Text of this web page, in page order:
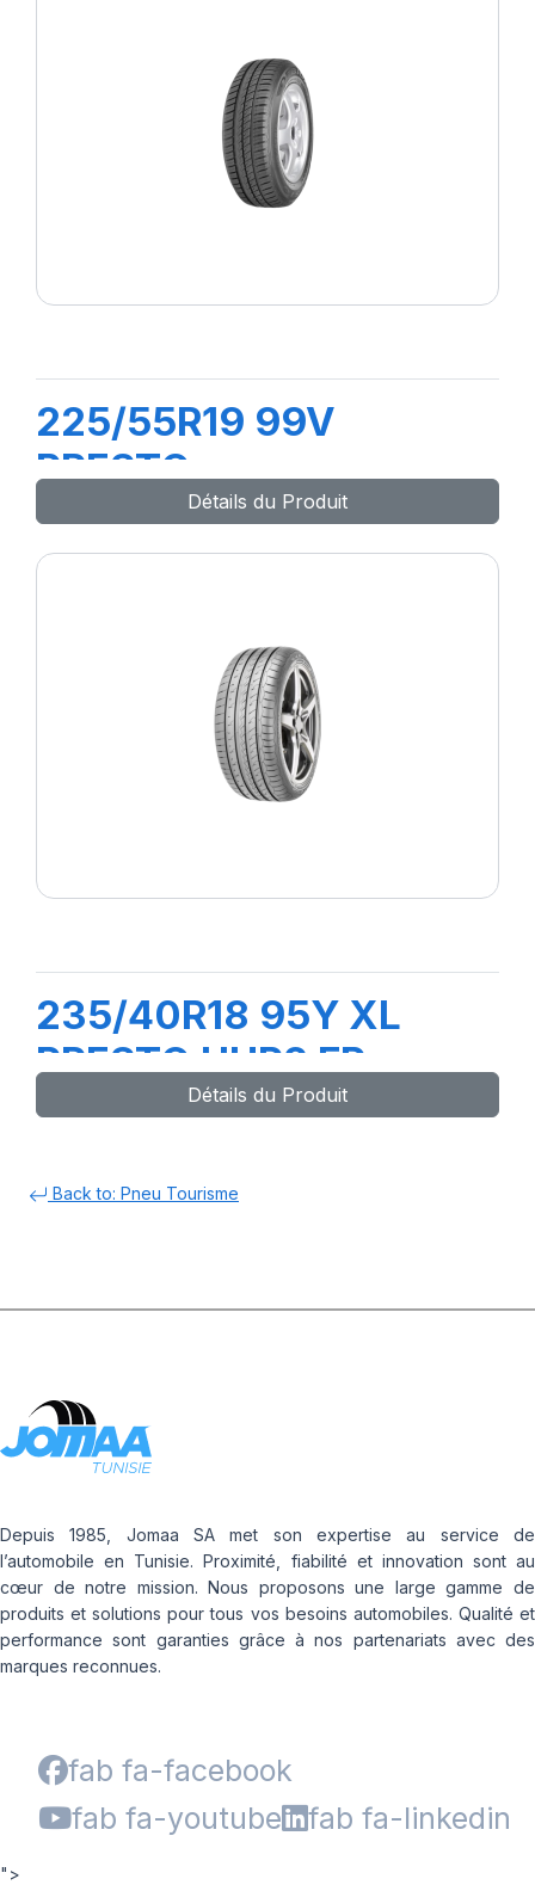
225/55R19 99V
PRESTO
Détails du Produit
235/40R18 95Y XL
PRESTO UHP2 FP
Détails du Produit
Back to: Pneu Tourisme
Depuis 1985, Jomaa SA met son expertise au service de
l’automobile en Tunisie. Proximité, fiabilité et innovation sont au
cœur de notre mission. Nous proposons une large gamme de
produits et solutions pour tous vos besoins automobiles. Qualité et
performance sont garanties grâce à nos partenariats avec des
marques reconnues.
fab fa-facebook
fab fa-youtube
fab fa-linkedin
">